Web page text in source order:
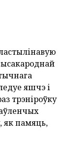
яшчэ і
трэніроўку
як памяць,